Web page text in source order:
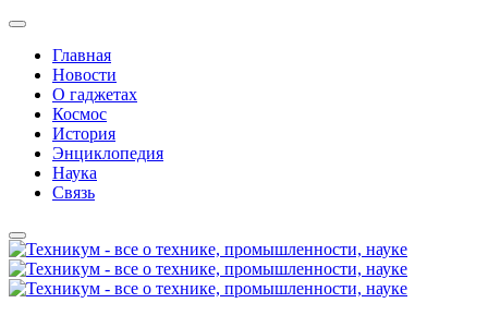
Главная
Новости
О гаджетах
Космос
История
Энциклопедия
Наука
Связь